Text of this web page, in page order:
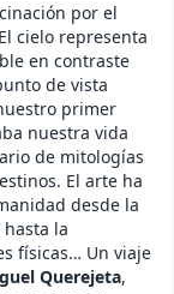
por el
cielo representa
en contraste
de vista
primer
nuestra vida
de mitologías
El arte ha
desde la
la
físicas… Un viaje
Querejeta,